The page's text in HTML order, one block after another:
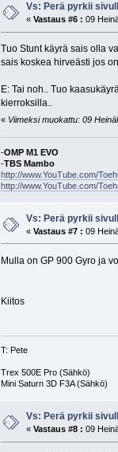
Vs: Perä pyrkii
«Vastaus #6 : 09
Tuo Stunt käyrä sais olla
sais koskea hirveästi jos
E: Tai noh.. Tuo
kierroksilla..
« Viimeksi muokattu: 09
-OMP M1 EVO
-TBS Mambo
http://www.YouTube.com/
http://www.YouTube.com/
Vs: Perä pyrkii
«Vastaus #7 : 09
Mulla on GP 900 Gyro ja
Kiitos
T: Pete
Trex 500E Pro (Sähkö)
Mini Saturn 3D F3A (Sähkö)
Vs: Perä pyrkii
«Vastaus #8 : 09